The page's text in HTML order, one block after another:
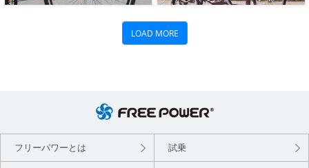
フリーパワーとは 試乗